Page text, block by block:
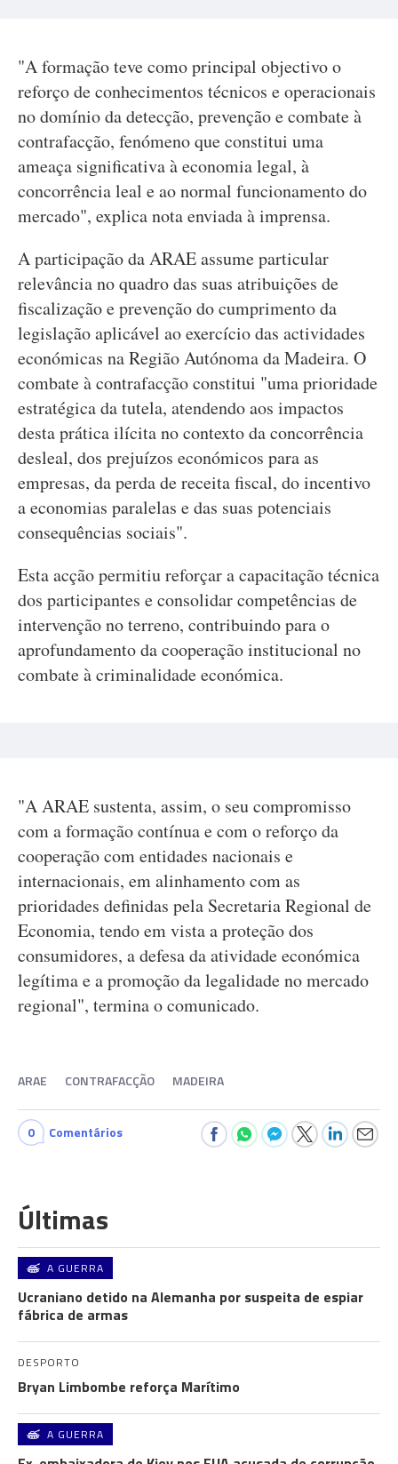
"A formação teve como principal objectivo o
reforço de conhecimentos técnicos e operacionais
no domínio da detecção, prevenção e combate à
contrafacção, fenómeno que constitui uma
ameaça significativa à economia legal, à
concorrência leal e ao normal funcionamento do
mercado", explica nota enviada à imprensa.
A participação da ARAE assume particular
relevância no quadro das suas atribuições de
fiscalização e prevenção do cumprimento da
legislação aplicável ao exercício das actividades
económicas na Região Autónoma da Madeira. O
combate à contrafacção constitui "uma prioridade
estratégica da tutela, atendendo aos impactos
desta prática ilícita no contexto da concorrência
desleal, dos prejuízos económicos para as
empresas, da perda de receita fiscal, do incentivo
a economias paralelas e das suas potenciais
consequências sociais".
Esta acção permitiu reforçar a capacitação técnica
dos participantes e consolidar competências de
intervenção no terreno, contribuindo para o
aprofundamento da cooperação institucional no
combate à criminalidade económica.
"A ARAE sustenta, assim, o seu compromisso
com a formação contínua e com o reforço da
cooperação com entidades nacionais e
internacionais, em alinhamento com as
prioridades definidas pela Secretaria Regional de
Economia, tendo em vista a proteção dos
consumidores, a defesa da atividade económica
legítima e a promoção da legalidade no mercado
regional", termina o comunicado.
ARAE CONTRAFACÇÃO MADEIRA
0 Comentários
Últimas
A GUERRA
Ucraniano detido na Alemanha por suspeita de espiar
fábrica de armas
DESPORTO
Bryan Limbombe reforça Marítimo
A GUERRA